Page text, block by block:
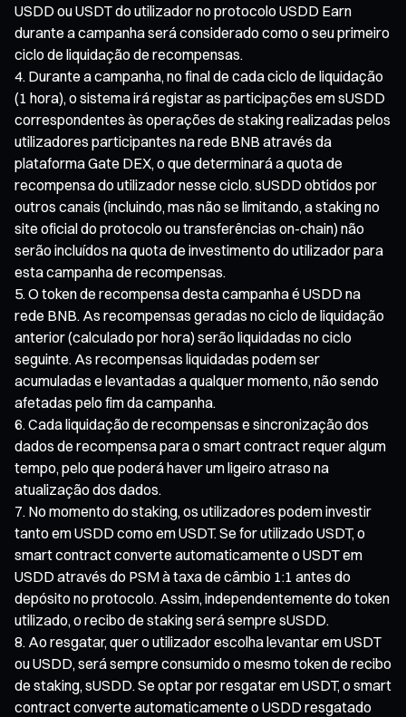
USDD ou USDT do utilizador no protocolo USDD Earn
durante a campanha será considerado como o seu primeiro
ciclo de liquidação de recompensas.
Durante a campanha, no final de cada ciclo de liquidação
(1 hora), o sistema irá registar as participações em sUSDD
correspondentes às operações de staking realizadas pelos
utilizadores participantes na rede BNB através da
plataforma Gate DEX, o que determinará a quota de
recompensa do utilizador nesse ciclo. sUSDD obtidos por
outros canais (incluindo, mas não se limitando, a staking no
site oficial do protocolo ou transferências on-chain) não
serão incluídos na quota de investimento do utilizador para
esta campanha de recompensas.
O token de recompensa desta campanha é USDD na
rede BNB. As recompensas geradas no ciclo de liquidação
anterior (calculado por hora) serão liquidadas no ciclo
seguinte. As recompensas liquidadas podem ser
acumuladas e levantadas a qualquer momento, não sendo
afetadas pelo fim da campanha.
Cada liquidação de recompensas e sincronização dos
dados de recompensa para o smart contract requer algum
tempo, pelo que poderá haver um ligeiro atraso na
atualização dos dados.
No momento do staking, os utilizadores podem investir
tanto em USDD como em USDT. Se for utilizado USDT, o
smart contract converte automaticamente o USDT em
USDD através do PSM à taxa de câmbio 1:1 antes do
depósito no protocolo. Assim, independentemente do token
utilizado, o recibo de staking será sempre sUSDD.
Ao resgatar, quer o utilizador escolha levantar em USDT
ou USDD, será sempre consumido o mesmo token de recibo
de staking, sUSDD. Se optar por resgatar em USDT, o smart
contract converte automaticamente o USDD resgatado